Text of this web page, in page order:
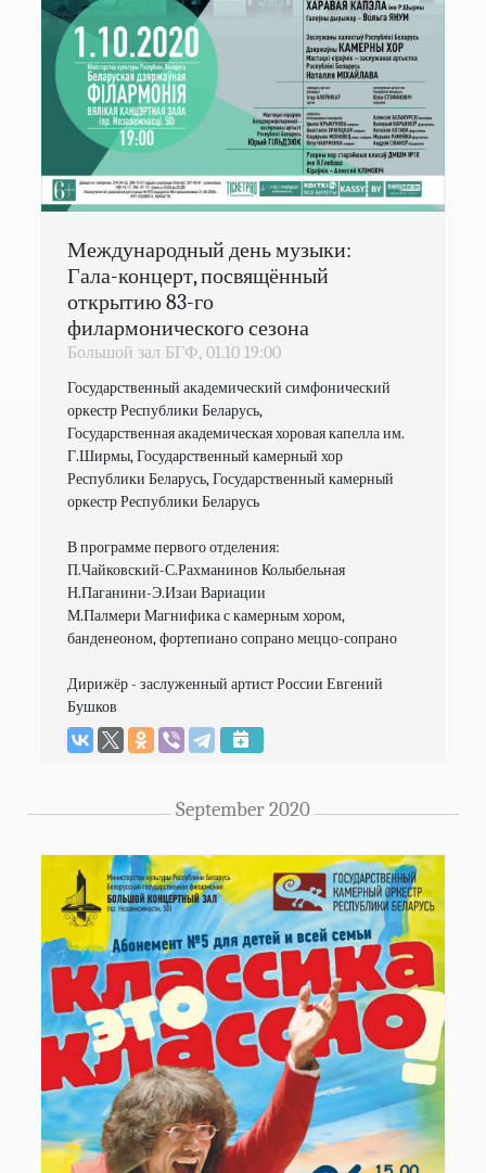
Международный день музыки:
Гала-концерт, посвящённый
открытию 83-го
филармонического сезона
Большой зал БГФ, 01.10 19:00
Государственный академический симфонический
оркестр Республики Беларусь,
Государственная академическая хоровая капелла им.
Г.Ширмы, Государственный камерный хор
Республики Беларусь, Государственный камерный
оркестр Республики Беларусь
В программе первого отделения:
П.Чайковский-С.Рахманинов Колыбельная
Н.Паганини-Э.Изаи Вариации
М.Палмери Магнифика с камерным хором,
банденеоном, фортепиано сопрано меццо-сопрано
Дирижёр - заслуженный артист России Евгений
September 2020